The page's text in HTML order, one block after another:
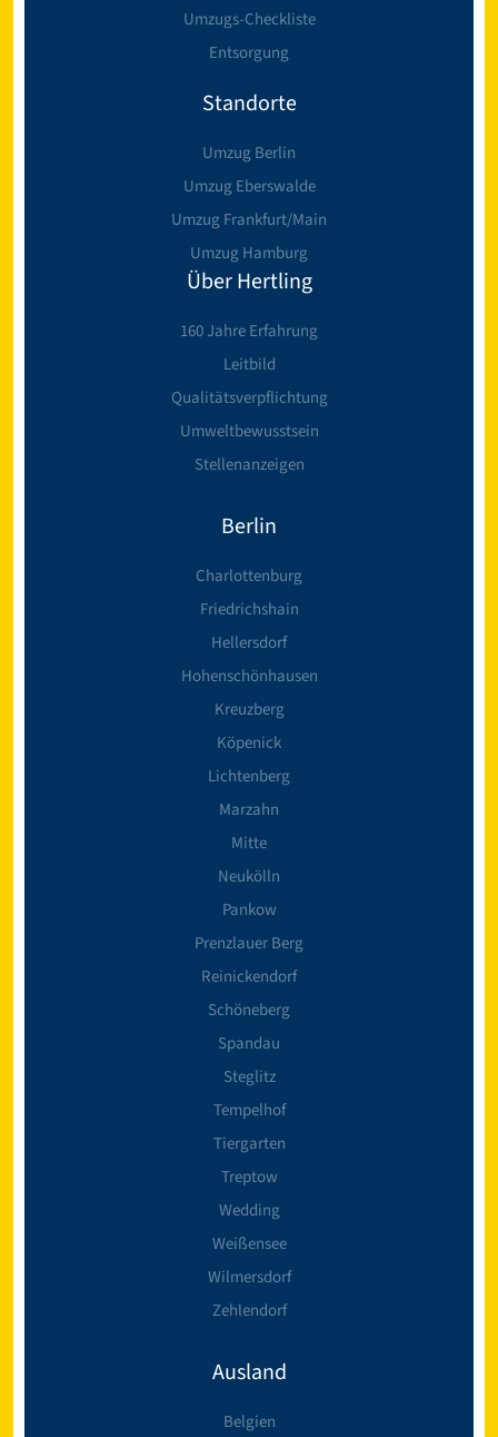
Umzugs-Checkliste
Entsorgung
Standorte
Umzug Berlin
Umzug Eberswalde
Umzug Frankfurt/Main
Umzug Hamburg
Über Hertling
160 Jahre Erfahrung
Leitbild
Qualitätsverpflichtung
Umweltbewusstsein
Stellenanzeigen
Berlin
Charlottenburg
Friedrichshain
Hellersdorf
Hohenschönhausen
Kreuzberg
Köpenick
Lichtenberg
Marzahn
Mitte
Neukölln
Pankow
Prenzlauer Berg
Reinickendorf
Schöneberg
Spandau
Steglitz
Tempelhof
Tiergarten
Treptow
Wedding
Weißensee
Wilmersdorf
Zehlendorf
Ausland
Belgien